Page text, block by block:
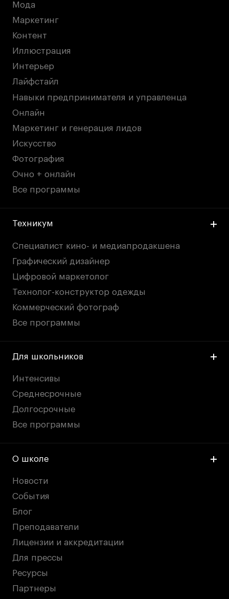
© 2026 БВШД
Мода
Маркетинг
Контент
Иллюстрация
Интерьер
Лайфстайл
Навыки предпринимателя и управленца
Онлайн
Маркетинг и генерация лидов
Искусство
Фотография
Очно + онлайн
Все программы
Техникум
Специалист кино- и медиапродакшена
Графический дизайнер
Цифровой маркетолог
Технолог-конструктор одежды
Коммерческий фотограф
Все программы
Для школьников
Интенсивы
Среднесрочные
Долгосрочные
Все программы
О школе
Новости
События
Блог
Преподаватели
Лицензии и аккредитации
Для прессы
Ресурсы
Партнеры